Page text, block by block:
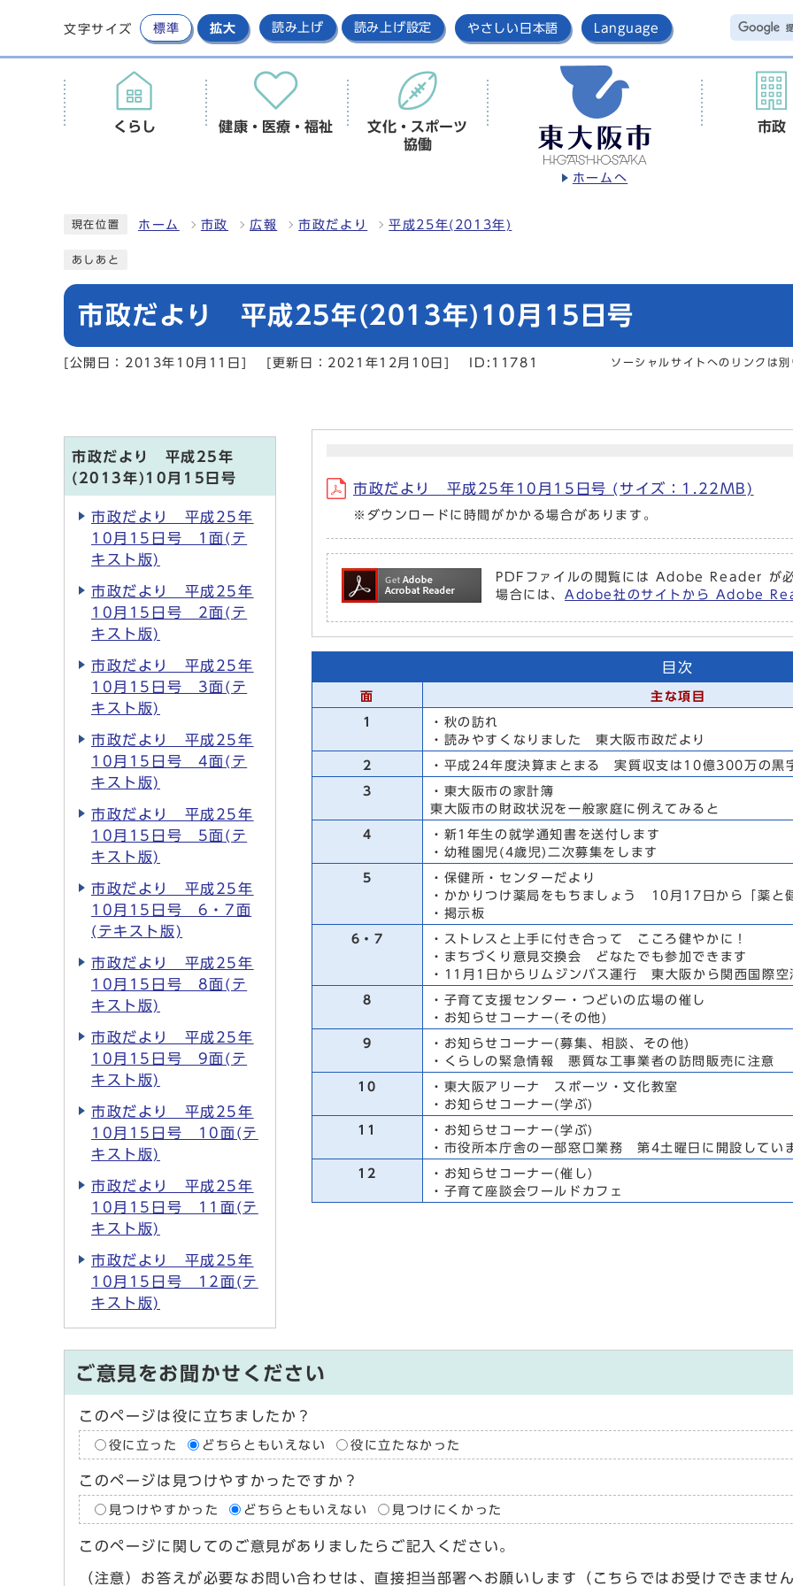
文字サイズ 標準 拡大 読み上げ 読み上げ設定 やさしい日本語 Language
ホームへ
くらし 健康・医療・福祉
文化・スポーツ
協働
市政
現在位置 ホーム 市政 広報 市政だより 平成25年(2013年)
あしあと
市政だより 平成25年(2013年)10月15日号
[公開日：2013年10月11日] [更新日：2021年12月10日] ID:11781 ソーシャルサイトへのリンクは
市政だより 平成25年10月15日号 (サイズ：1.22MB)
※ダウンロードに時間がかかる場合があります。
PDFファイルの閲覧には Adobe Reader が
場合には、 Adobe社のサイトから Adobe
目次
面 主な項目
1
・秋の訪れ
・読みやすくなりました 東大阪市政だより
2 ・平成24年度決算まとまる 実質収支は10億300万の黒
3
・東大阪市の家計簿
東大阪市の財政状況を一般家庭に例えてみると
4
・新1年生の就学通知書を送付します
・幼稚園児(4歳児)二次募集をします
5
・保健所・センターだより
・かかりつけ薬局をもちましょう 10月17日から「薬と
・掲示板
6・7
・ストレスと上手に付き合って こころ健やかに！
・まちづくり意見交換会 どなたでも参加できます
・11月1日からリムジンバス運行 東大阪から関西国際空
8
・子育て支援センター・つどいの広場の催し
・お知らせコーナー(その他)
9
・お知らせコーナー(募集、相談、その他)
・くらしの緊急情報 悪質な工事業者の訪問販売に注意
10
・東大阪アリーナ スポーツ・文化教室
・お知らせコーナー(学ぶ)
11
・お知らせコーナー(学ぶ)
・市役所本庁舎の一部窓口業務 第4土曜日に開設してい
12
・お知らせコーナー(催し)
・子育て座談会ワールドカフェ
市政だより 平成25年
(2013年)10月15日号
市政だより 平成25年
10月15日号 1面(テ
キスト版)
市政だより 平成25年
10月15日号 2面(テ
キスト版)
市政だより 平成25年
10月15日号 3面(テ
キスト版)
市政だより 平成25年
10月15日号 4面(テ
キスト版)
市政だより 平成25年
10月15日号 5面(テ
キスト版)
市政だより 平成25年
10月15日号 6・7面
(テキスト版)
市政だより 平成25年
10月15日号 8面(テ
キスト版)
市政だより 平成25年
10月15日号 9面(テ
キスト版)
市政だより 平成25年
10月15日号 10面(テ
キスト版)
市政だより 平成25年
10月15日号 11面(テ
キスト版)
市政だより 平成25年
10月15日号 12面(テ
キスト版)
ご意見をお聞かせください
このページは役に立ちましたか？
役に立った どちらともいえない 役に立たなかった
このページは見つけやすかったですか？
見つけやすかった どちらともいえない 見つけにくかった
このページに関してのご意見がありましたらご記入ください。
（注意）お答えが必要なお問い合わせは、直接担当部署へお願いします（こちらではお受けできませ